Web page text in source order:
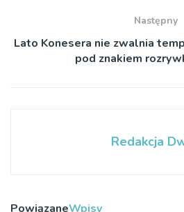
Następny
Lato Konesera nie zwalnia
pod znakiem
Redakcja
PowiązaneWpisy